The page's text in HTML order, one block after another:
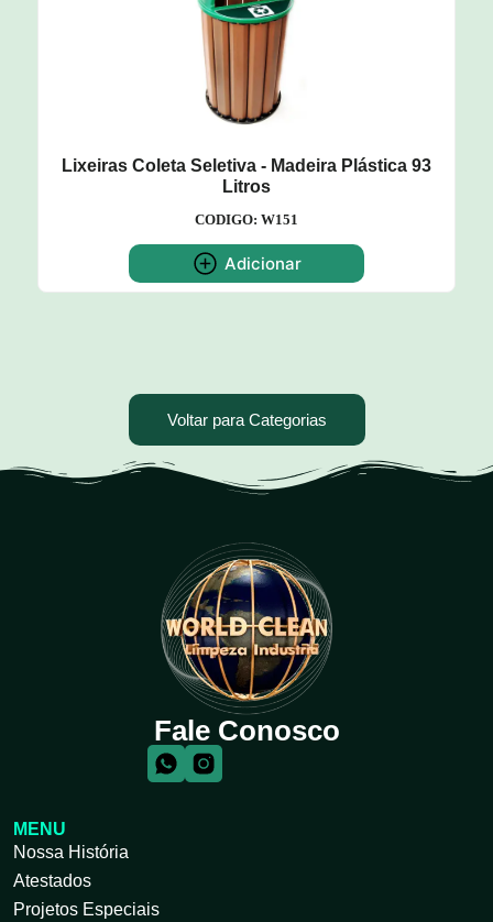
Lixeiras Coleta Seletiva - Madeira Plástica 93
Litros
CODIGO: W151
Adicionar
Voltar para Categorias
Fale Conosco
MENU
Nossa História
Atestados
Projetos Especiais